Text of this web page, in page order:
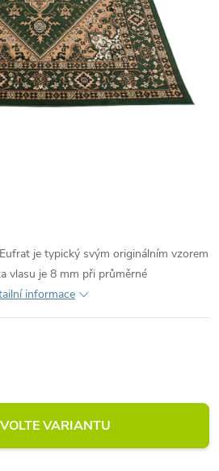
je typický svým originálním vzorem
vlasu je 8 mm při průměrné
informace
VARIANTU